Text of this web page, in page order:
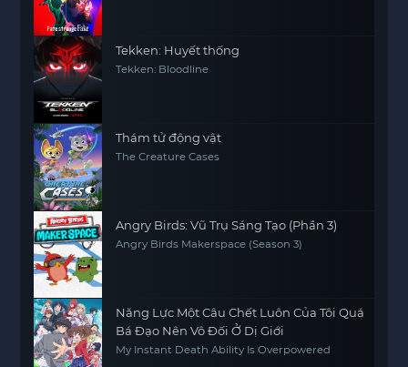
Tekken: Huyết thống
Tekken: Bloodline
Thám tử động vật
The Creature Cases
Angry Birds: Vũ Trụ Sáng Tạo (Phần 3)
Angry Birds Makerspace (Season 3)
Năng Lực Một Câu Chết Luôn Của Tôi Quá
Bá Đạo Nên Vô Đối Ở Dị Giới
My Instant Death Ability Is Overpowered